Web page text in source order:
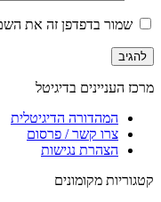
שמור בדפדפן זה את
מרכז העניינים בדיגיטל
המהדורה הדיגיטלית
צרו קשר / פרסום
הצהרת נגישות
קטגוריות מקומונים